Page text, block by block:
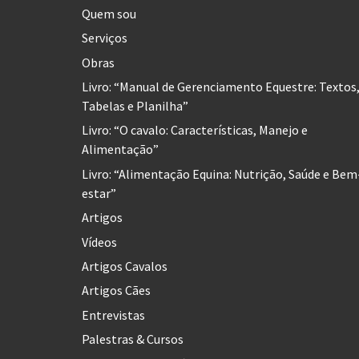
Quem sou
Serviços
Obras
Livro: “Manual de Gerenciamento Equestre: Textos,
Tabelas e Planilha”
Livro: “O cavalo: Características, Manejo e
Alimentação”
Livro: “Alimentação Equina: Nutrição, Saúde e
estar”
Artigos
Vídeos
Artigos Cavalos
Artigos Cães
Entrevistas
Palestras & Cursos